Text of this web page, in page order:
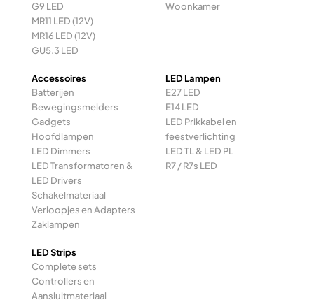
G9 LED
MR11 LED (12V)
MR16 LED (12V)
GU5.3 LED
Woonkamer
Accessoires
Batterijen
Bewegingsmelders
Gadgets
Hoofdlampen
LED Dimmers
LED Transformatoren &
LED Drivers
Schakelmateriaal
Verloopjes en Adapters
Zaklampen
LED Lampen
E27 LED
E14 LED
LED Prikkabel en
feestverlichting
LED TL & LED PL
R7 / R7s LED
LED Strips
Complete sets
Controllers en
Aansluitmateriaal